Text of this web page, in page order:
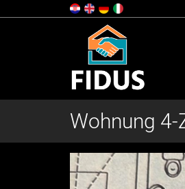
Wohnung 4-